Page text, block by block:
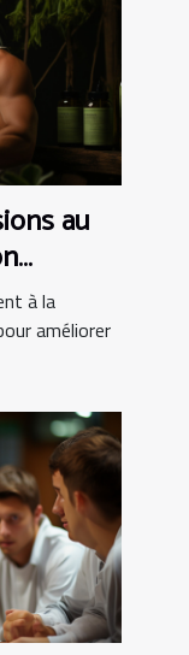
au
à la
améliorer